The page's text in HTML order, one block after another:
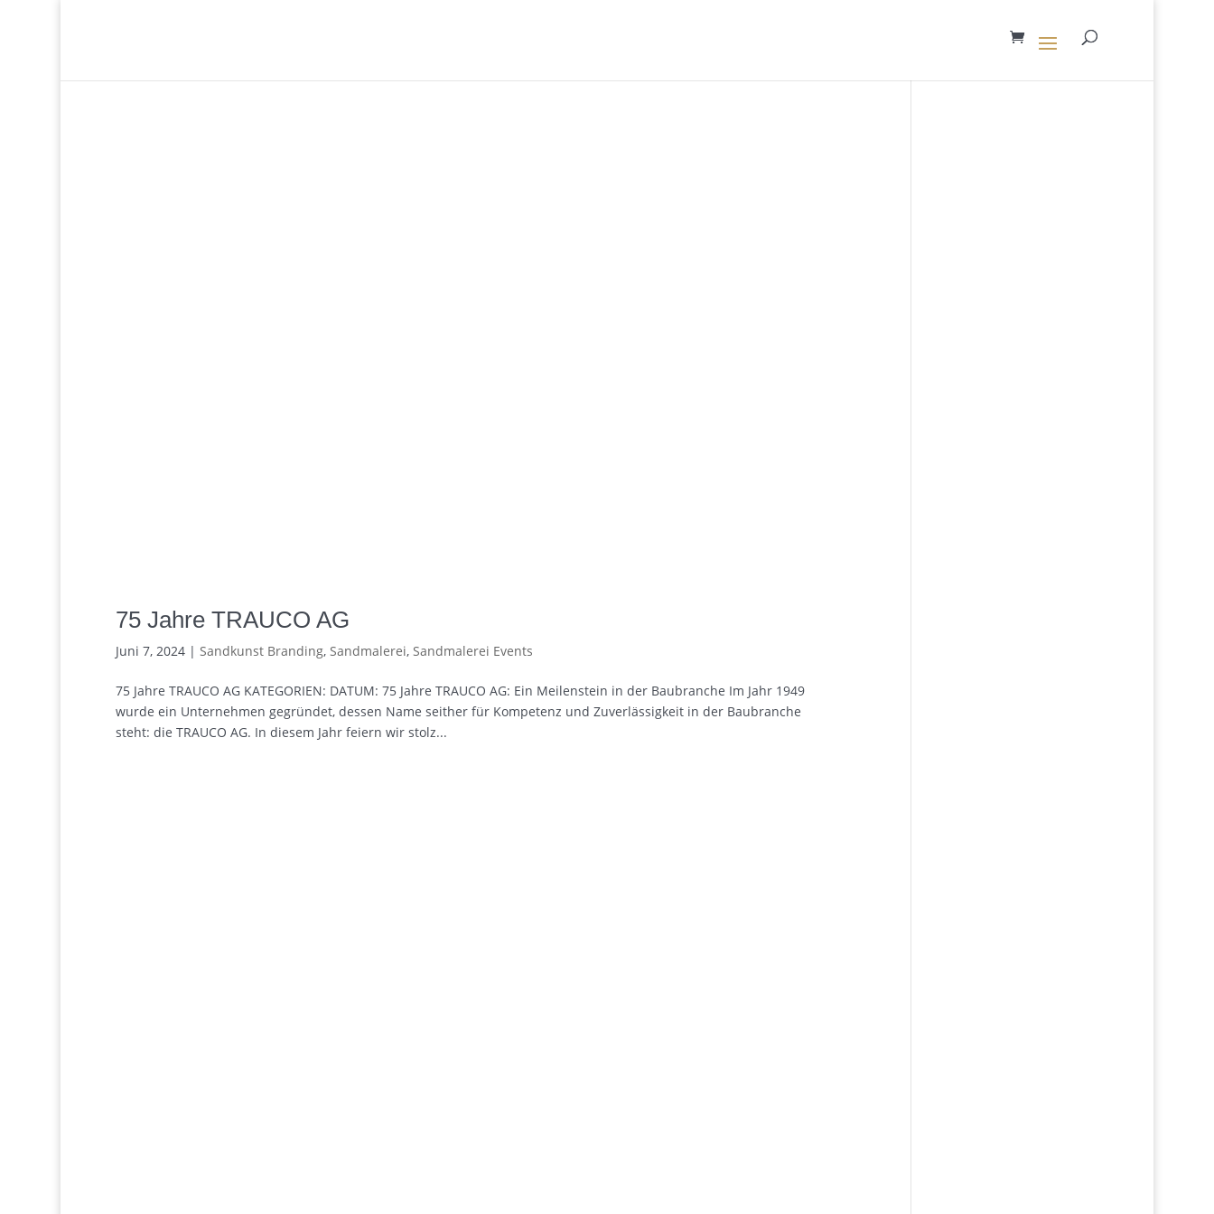
75 Jahre TRAUCO AG
Juni 7, 2024| Sandkunst Branding, Sandmalerei, Sandmalerei Events
75 Jahre TRAUCO AG KATEGORIEN: DATUM: 75 Jahre TRAUCO AG: Ein Meilenstein in der Baubranche Im Jahr 1949
wurde ein Unternehmen gegründet, dessen Name seither für Kompetenz und Zuverlässigkeit in der Baubranche
steht: die TRAUCO AG. In diesem Jahr feiern wir stolz...